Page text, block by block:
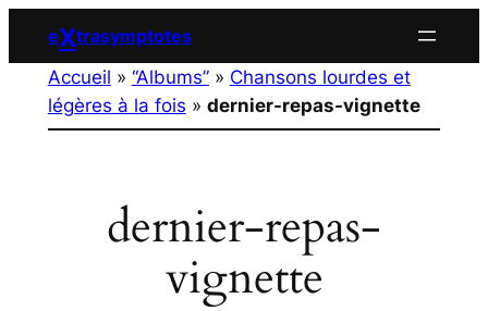
contenu
eXtrasymptotes
Accueil » “Albums”» Chansons lourdes et
légères à la fois » dernier-repas-vignette
dernier-repas-
vignette